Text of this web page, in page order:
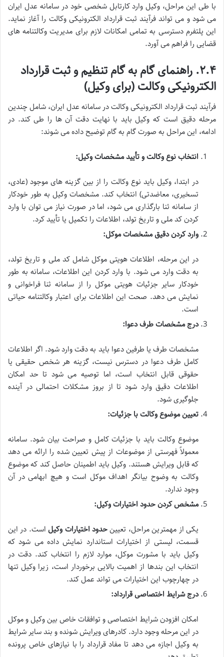
با طی این مراحل، وکیل وارد کارتابل شخصی خود در سامانه عدل ایران
می شود و می تواند فرآیند ثبت قرارداد الکترونیکی وکالت را آغاز نماید.
این پلتفرم دسترسی به تمامی امکانات لازم برای مدیریت وکالتنامه های
قضایی را فراهم می آورد.
۲.۴. راهنمای گام به گام تنظیم و ثبت قرارداد
الکترونیکی وکالت (برای وکیل)
فرآیند ثبت قرارداد الکترونیکی وکالت در سامانه عدل ایران، شامل چندین
مرحله دقیق است که وکیل باید با نهایت دقت آن ها را طی کند. در
ادامه، این مراحل به صورت گام به گام توضیح داده می شوند:
انتخاب نوع وکالت و تأیید مشخصات وکیل:
در ابتدا، وکیل باید نوع وکالت را از بین گزینه های موجود (عادی،
تسخیری، معاضدتی) انتخاب کند. مشخصات وکیل به طور خودکار
از سامانه ثنا بارگذاری می شود، اما در صورت نیاز می توان با وارد
کردن کد ملی و تاریخ تولد، اطلاعات را تکمیل یا تأیید کرد.
وارد کردن دقیق مشخصات موکل:
در این مرحله، اطلاعات هویتی موکل شامل کد ملی و تاریخ تولد،
به دقت وارد می شود. با وارد کردن این اطلاعات، سامانه به طور
خودکار سایر جزئیات هویتی موکل را از سامانه ثنا فراخوانی و
نمایش می دهد. صحت این اطلاعات برای اعتبار وکالتنامه حیاتی
است.
درج مشخصات طرف دعوا:
مشخصات طرف یا طرفین دعوا باید به دقت وارد شود. اگر اطلاعات
کامل طرف دعوا در دسترس نیست، گزینه هر شخص حقیقی یا
حقوقی قابل انتخاب است، اما توصیه می شود تا حد امکان
اطلاعات دقیق وارد شود تا از بروز مشکلات احتمالی در آینده
جلوگیری شود.
تعیین موضوع وکالت با جزئیات:
موضوع وکالت باید با جزئیات کامل و صراحت بیان شود. سامانه
معمولاً فهرستی از موضوعات از پیش تعیین شده را ارائه می دهد
که قابل ویرایش هستند. وکیل باید اطمینان حاصل کند که موضوع
وکالت به وضوح بیانگر اهداف موکل است و هیچ ابهامی در آن
وجود ندارد.
مشخص کردن حدود اختیارات وکیل:
یکی از مهمترین مراحل، تعیینحدود اختیارات وکیلاست. در این
قسمت، لیستی از اختیارات استاندارد نمایش داده می شود که
وکیل باید با مشورت موکل، موارد لازم را انتخاب کند. دقت در
انتخاب این بندها از اهمیت بالایی برخوردار است، زیرا وکیل تنها
در چهارچوب این اختیارات می تواند عمل کند.
درج شرایط اختصاصی قرارداد:
امکان افزودن شرایط اختصاصی و توافقات خاص بین وکیل و موکل
در این مرحله وجود دارد. کادرهای ویرایش شونده و بند سایر شرایط
به وکیل اجازه می دهد تا مفاد قرارداد را با نیازهای خاص پرونده